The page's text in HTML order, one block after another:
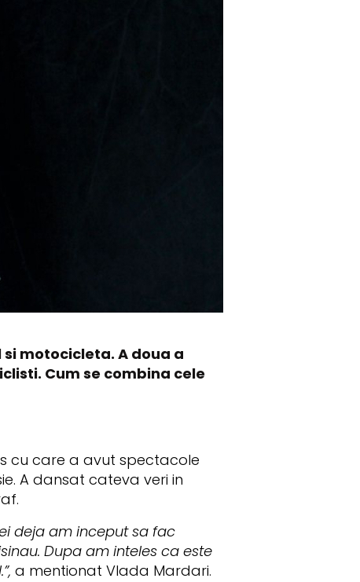
motocicleta. A doua a
Cum se combina cele
cu care a avut spectacole
A dansat cateva veri in
deja am inceput sa fac
Dupa am inteles ca este
a mentionat Vlada Mardari.